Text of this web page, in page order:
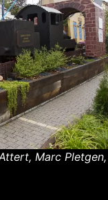
Marc Pletgen,